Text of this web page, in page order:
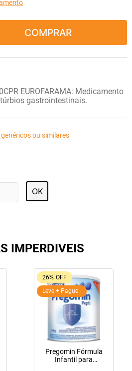
COMPRAR
EUROFARAMA: Medicamento
gastrointestinais.
ou similares
OK
IMPERDIVEIS
26% OFF
Leve + Pague -
Pregomin Fórmula
Infantil para